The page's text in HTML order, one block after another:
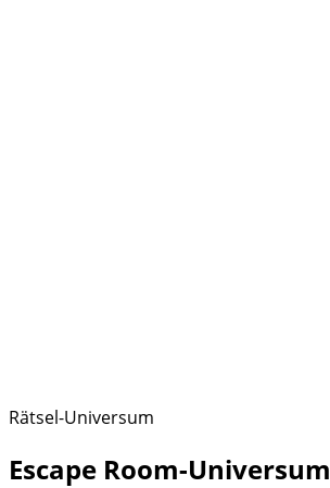
Rätsel-Universum
Escape Room-Universum